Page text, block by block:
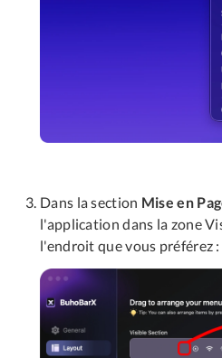
Dans la section Mise en
l'application dans la zone
l'endroit que vous préférez :